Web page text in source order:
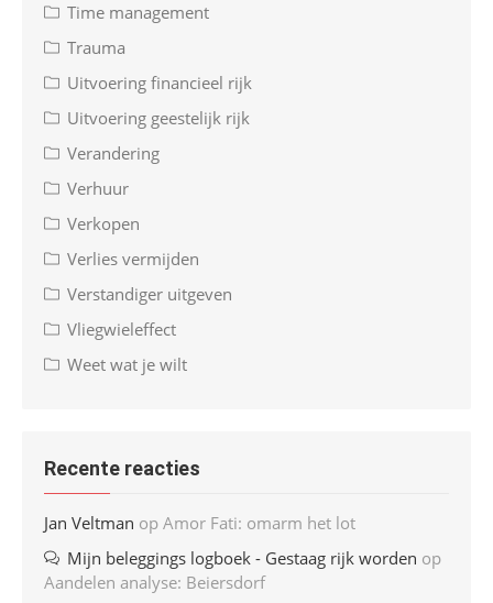
Time management
Trauma
Uitvoering financieel rijk
Uitvoering geestelijk rijk
Verandering
Verhuur
Verkopen
Verlies vermijden
Verstandiger uitgeven
Vliegwieleffect
Weet wat je wilt
Recente reacties
Jan Veltman op Amor Fati: omarm het lot
Mijn beleggings logboek - Gestaag rijk worden op
Aandelen analyse: Beiersdorf